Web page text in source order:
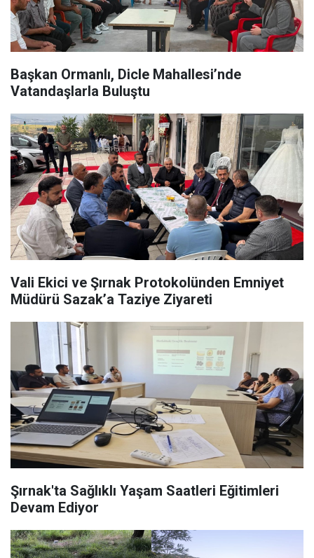
Başkan Ormanlı, Dicle Mahallesi’nde
Vatandaşlarla Buluştu
Vali Ekici ve Şırnak Protokolünden Emniyet
Müdürü Sazak’a Taziye Ziyareti
Şırnak'ta Sağlıklı Yaşam Saatleri Eğitimleri
Devam Ediyor